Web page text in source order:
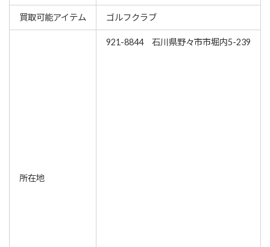
買取可能アイテム ゴルフクラブ
所在地
921-8844 石川県野々市市堀内5-239